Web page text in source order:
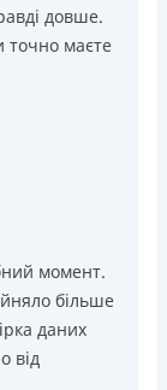
довше.
точно маєте
момент.
більше
даних
від